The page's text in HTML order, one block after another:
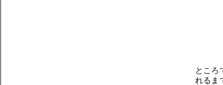
ところ
れるま